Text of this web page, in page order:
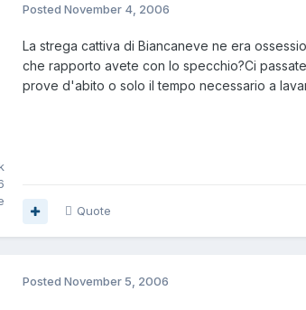
Posted November 4, 2006
La strega cattiva di Biancaneve ne era
che rapporto avete con lo specchio?Ci
prove d'abito o solo il tempo necessario a
Quote
Posted November 5, 2006